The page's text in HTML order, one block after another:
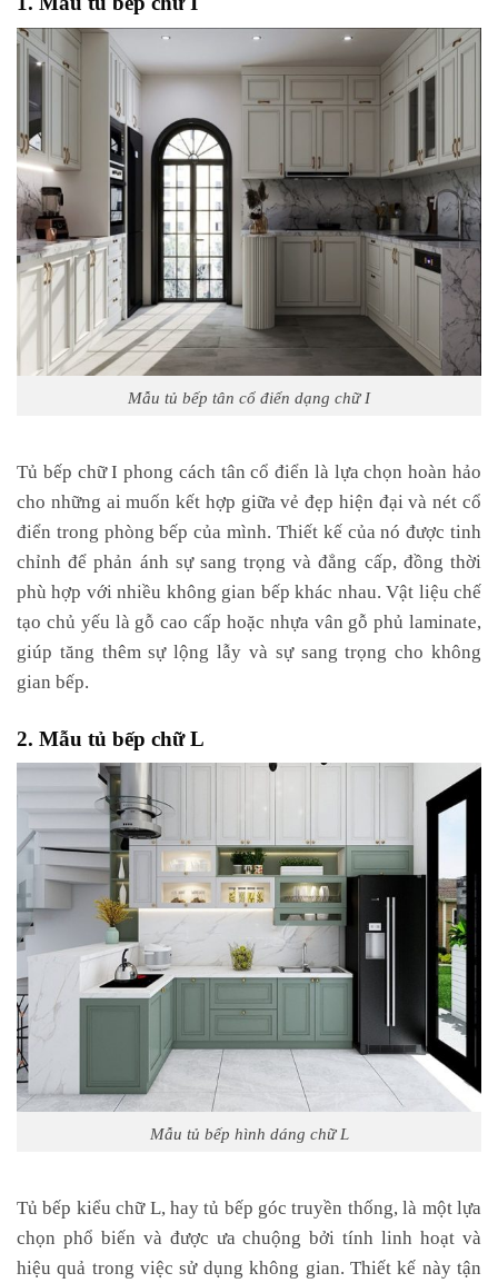
Mẫu tủ bếp tân cổ điển dạng chữ I
Tủ bếp chữ I phong cách tân cổ điển là lựa chọn hoàn hảo
cho những ai muốn kết hợp giữa vẻ đẹp hiện đại và nét cổ
điển trong phòng bếp của mình. Thiết kế của nó được tinh
chỉnh để phản ánh sự sang trọng và đẳng cấp, đồng thời
phù hợp với nhiều không gian bếp khác nhau. Vật liệu chế
tạo chủ yếu là gỗ cao cấp hoặc nhựa vân gỗ phủ laminate,
giúp tăng thêm sự lộng lẫy và sự sang trọng cho không
gian bếp.
2. Mẫu tủ bếp chữ L
Mẫu tủ bếp hình dáng chữ L
Tủ bếp kiểu chữ L, hay tủ bếp góc truyền thống, là một lựa
chọn phổ biến và được ưa chuộng bởi tính linh hoạt và
hiệu quả trong việc sử dụng không gian. Thiết kế này tận